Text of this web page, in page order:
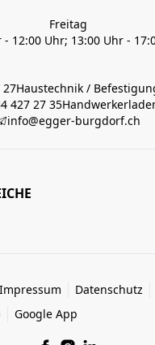
Freitag
- 12:00 Uhr; 13:00 Uhr -
27Haustechnik /
427 27 35
info@egger-burgdorf.ch
Impressum Datenschutz
Google App